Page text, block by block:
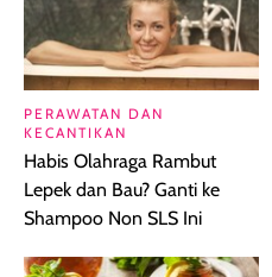
PERAWATAN DAN
KECANTIKAN
Habis Olahraga Rambut
Lepek dan Bau? Ganti ke
Shampoo Non SLS Ini